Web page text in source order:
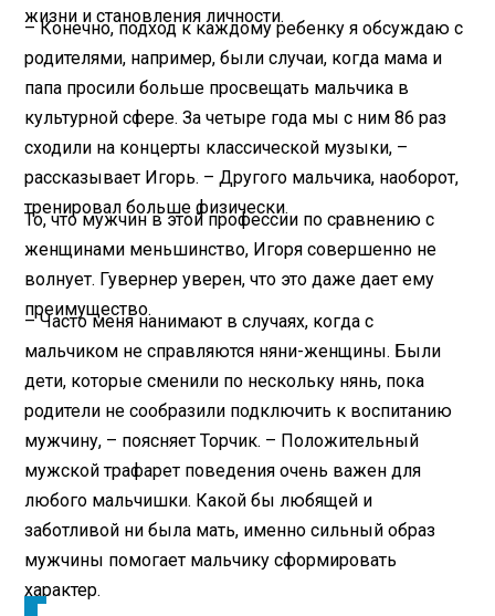
жизни и становления личности.
– Конечно, подход к каждому ребенку я обсуждаю с
родителями, например, были случаи, когда мама и
папа просили больше просвещать мальчика в
культурной сфере. За четыре года мы с ним 86 раз
сходили на концерты классической музыки, –
рассказывает Игорь. – Другого мальчика, наоборот,
тренировал больше физически.
То, что мужчин в этой профессии по сравнению с
женщинами меньшинство, Игоря совершенно не
волнует. Гувернер уверен, что это даже дает ему
преимущество.
– Часто меня нанимают в случаях, когда с
мальчиком не справляются няни-женщины. Были
дети, которые сменили по нескольку нянь, пока
родители не сообразили подключить к воспитанию
мужчину, – поясняет Торчик. – Положительный
мужской трафарет поведения очень важен для
любого мальчишки. Какой бы любящей и
заботливой ни была мать, именно сильный образ
мужчины помогает мальчику сформировать
характер.